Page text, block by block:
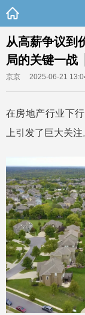
从高薪争议到
局的关键一战
京京 2025-06-21
在房地产行业下
上引发了巨大关注